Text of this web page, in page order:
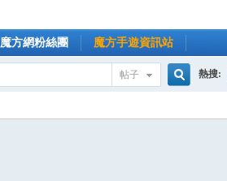
魔方網粉絲團 魔方手遊資訊站
帖子 熱搜: